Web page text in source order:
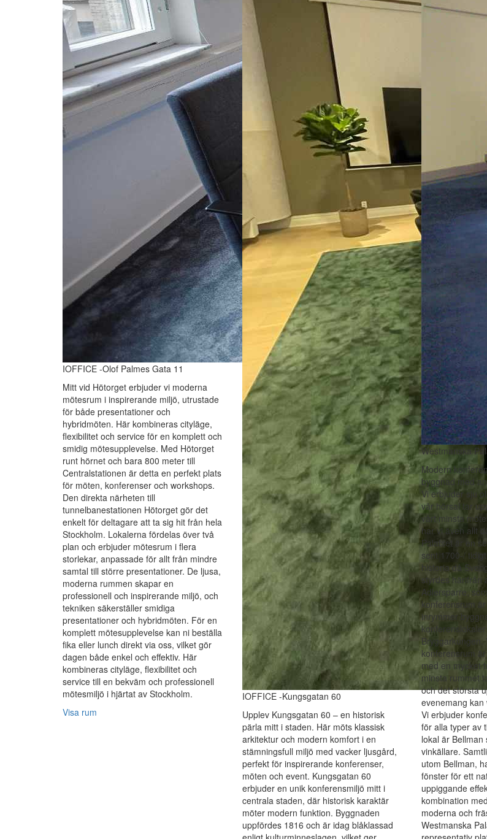
IOFFICE -Olof Palmes Gata 11
Mitt vid Hötorget erbjuder vi moderna
mötesrum i inspirerande miljö, utrustade
för både presentationer och
hybridmöten. Här kombineras cityläge,
flexibilitet och service för en komplett och
smidig mötesupplevelse. Med Hötorget
runt hörnet och bara 800 meter till
Centralstationen är detta en perfekt plats
för möten, konferenser och workshops.
Den direkta närheten till
tunnelbanestationen Hötorget gör det
enkelt för deltagare att ta sig hit från hela
Stockholm. Lokalerna fördelas över två
plan och erbjuder mötesrum i flera
storlekar, anpassade för allt från mindre
samtal till större presentationer. De ljusa,
moderna rummen skapar en
professionell och inspirerande miljö, och
tekniken säkerställer smidiga
presentationer och hybridmöten. För en
komplett mötesupplevelse kan ni beställa
fika eller lunch direkt via oss, vilket gör
dagen både enkel och effektiv. Här
kombineras cityläge, flexibilitet och
service till en bekväm och professionell
mötesmiljö i hjärtat av Stockholm.
Visa rum
IOFFICE -Kungsgatan 60
Upplev Kungsgatan 60 – en historisk
pärla mitt i staden. Här möts klassisk
arkitektur och modern komfort i en
stämningsfull miljö med vacker ljusgård,
perfekt för inspirerande konferenser,
möten och event. Kungsgatan 60
erbjuder en unik konferensmiljö mitt i
centrala staden, där historisk karaktär
möter modern funktion. Byggnaden
uppfördes 1816 och är idag blåklassad
Westmanska
Modern
byggnad med
Vi erbjuder sju
vår hörsal tar
vårt minsta
har vi även allt
Palatset är en
sent 1700-/
historia då
styrdes härifrån
Adlersparre,
konferensrum
inrymmer
Bryggarkungen.
konferensrum
med en mycket
minsta rummet
och det största
evenemang
Vi erbjuder
för alla typer av
lokal är Bellman
vinkällare.
utom Bellman,
fönster för ett
uppiggande
kombination
moderna och
Westmanska